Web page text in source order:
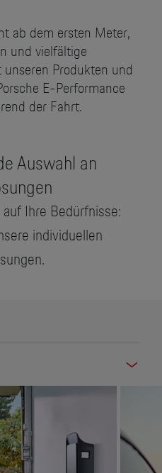
ab dem ersten Meter,
und vielfältige
Produkten und
E-Performance
der Fahrt.
Auswahl an
Ihre Bedürfnisse:
individuellen